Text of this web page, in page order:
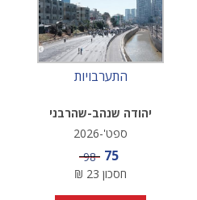
התערבויות
יהודה שנהב-שהרבני
ספט'-2026
מחיר מבצע
75 מחיר
98
חסכון 23
₪